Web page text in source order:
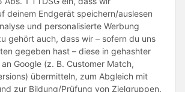
deinem Endgerät speichern/auslesen
und personalisierte Werbung
gehört auch, dass wir – sofern du uns
gegeben hast – diese in gehashter
Google (z. B. Customer Match,
übermitteln, zum Abgleich mit
zur Bildung/Prüfung von Zielgruppen.